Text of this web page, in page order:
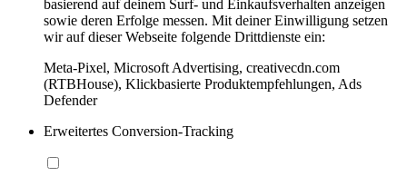
basierend auf deinem Surf- und Einkaufsverhalten anzeigen
sowie deren Erfolge messen. Mit deiner Einwilligung setzen
wir auf dieser Webseite folgende Drittdienste ein:
Meta-Pixel, Microsoft Advertising, creativecdn.com
(RTBHouse), Klickbasierte Produktempfehlungen, Ads
Defender
Erweitertes Conversion-Tracking